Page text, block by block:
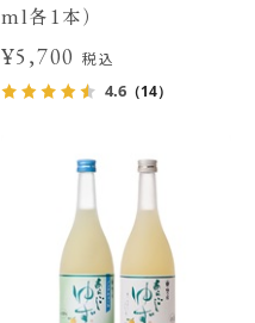
ml各1本）
¥5,700 税込
4.6 （14）